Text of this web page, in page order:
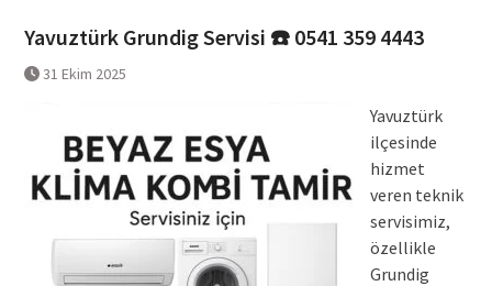
Yavuztürk Grundig Servisi ☎️ 0541 359 4443
31 Ekim 2025
Yavuztürk
ilçesinde
hizmet
veren teknik
servisimiz,
özellikle
Grundig